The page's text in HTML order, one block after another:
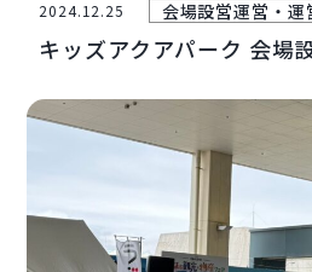
2024.12.25 会場設営運営・運
キッズアクアパーク 会場